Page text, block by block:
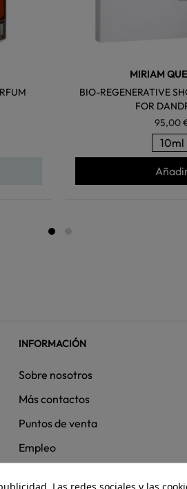
MIRIAM
BIO-REGENERATIVE
FOR
95,00
10ml
INFORMACIÓN
Sobre nosotros
Más contactos
Puntos de venta
Empleo